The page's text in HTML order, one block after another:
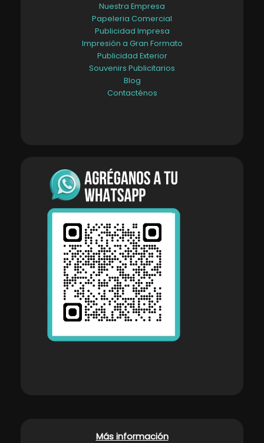
Nuestra Empresa
Papeleria Comercial
Publicidad Impresa
Impresión a Gran Formato
Publicidad Exterior
Souvenirs Publicitarios
Blog
Contacténos
Más información